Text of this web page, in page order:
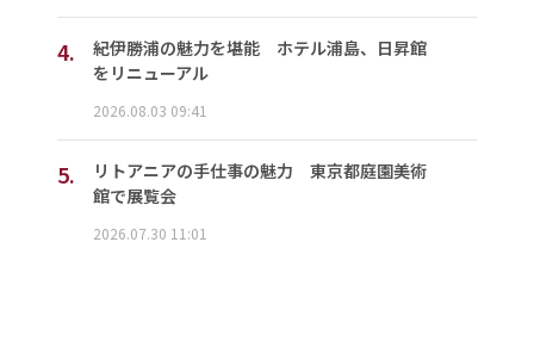
4.
紀伊勝浦の魅力を堪能 ホテル浦島、日昇館
をリニューアル
2026.08.03 09:41
5.
リトアニアの手仕事の魅力 東京都庭園美術
館で展覧会
2026.07.30 11:01